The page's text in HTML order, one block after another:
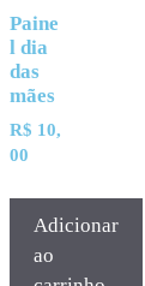
Paine
l dia
das
mães
R$ 10,
00
Adicionar
ao